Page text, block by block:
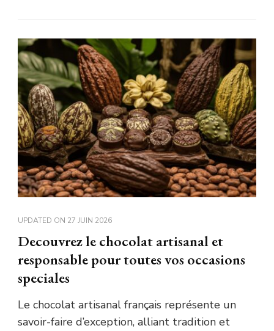
UPDATED ON 27 JUIN 2026
Decouvrez le chocolat artisanal et
responsable pour toutes vos occasions
speciales
Le chocolat artisanal français représente un
savoir-faire d’exception, alliant tradition et